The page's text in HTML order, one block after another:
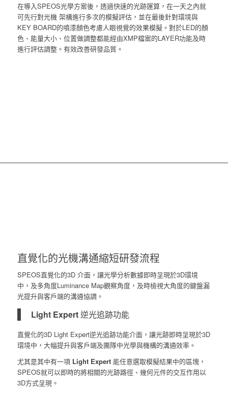
在導入SPEOS光學方案後，透過快速的光跡運算，在一天之內就
可先行對光機 架構進行多次的模擬評估，並在最後針對環境與
KEY BOARD的噴漆顏色考慮人眼視覺的效果模擬。對於LED的顏
色、能量大小、位置做調整都能經由XMP檔案的LAYER功能及時
進行評估調整。有效改善研發品質。
直覺化的光機溝通縮短研發流程
SPEOS直覺化的3D 介面，讓光學分析數據即時呈現於3D環境
中，及多角度Luminance Map觀察角度，及時檢視大角度的鍵盤漏
光提升與客戶端的溝通協調。
Light Expert逆光追跡功能
直覺化的3D Light Expert逆光追跡功能介面，讓光跡即時呈現於3D
環境中，大幅提升與客戶端及團隊中光學與機構的溝通效率。
尤其是其中有一項 Light Expert能任意選取模擬結果中的區塊，
SPEOS就可以即時的將相關的光跡路徑、幾何元件的交互作用以
3D方式呈現。